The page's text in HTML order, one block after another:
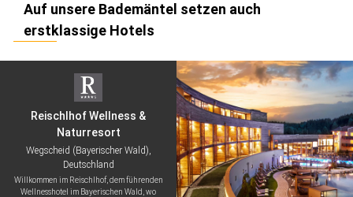
Auf unsere Bademäntel setzen auch
erstklassige Hotels
Reischlhof Wellness &
Naturresort
Wegscheid (Bayerischer Wald),
Deutschland
Willkommen im Reischlhof, dem führenden
Wellnesshotel im Bayerischen Wald, wo